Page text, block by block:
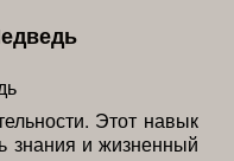
Этот навык
знания и жизненный